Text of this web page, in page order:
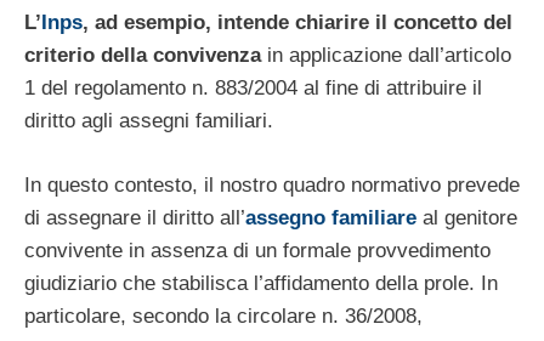
L’ Inps, ad esempio, intende chiarire il concetto del
criterio della convivenzain applicazione dall’articolo
1 del regolamento n. 883/2004 al fine di attribuire il
diritto agli assegni familiari.
In questo contesto, il nostro quadro normativo prevede
di assegnare il diritto all’assegno familiare al genitore
convivente in assenza di un formale provvedimento
giudiziario che stabilisca l’affidamento della prole. In
particolare, secondo la circolare n. 36/2008,